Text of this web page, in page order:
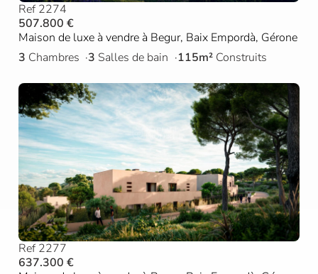
Ref 2274
507.800 €
Maison de luxe à vendre à Begur, Baix Empordà, Gérone
3 Chambres 3 Salles de bain 115m² Construits
Ref 2277
637.300 €